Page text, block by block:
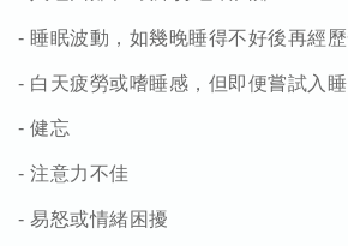
- 睡眠波動，如幾晚睡得不好後再經
- 白天疲勞或嗜睡感，但即便嘗試入
-健忘
-注意力不佳
-易怒或情緒困擾